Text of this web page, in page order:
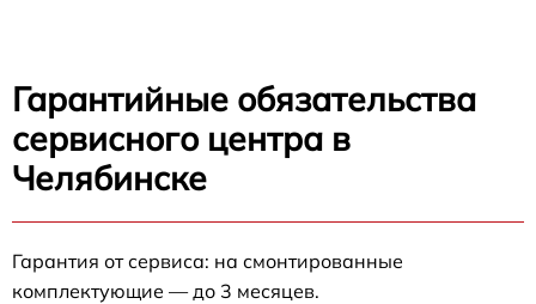
Гарантийные обязательства
сервисного центра в
Челябинске
Гарантия от сервиса: на смонтированные
комплектующие — до 3 месяцев.